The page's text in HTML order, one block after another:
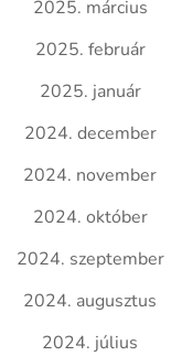
2025. március
2025. február
2025. január
2024. december
2024. november
2024. október
2024. szeptember
2024. augusztus
2024. július